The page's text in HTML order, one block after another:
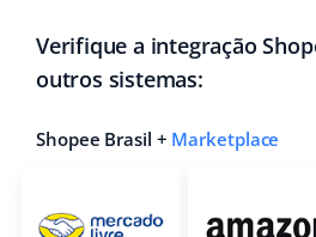
Verifique a integração
outros sistemas:
Shopee Brasil + Marketplace